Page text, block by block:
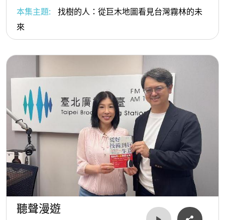
《找樹的人》作者 徐嘉君
本集主題:
找樹的人：從巨木地圖看見台灣霧林的未
來
聽聲漫遊